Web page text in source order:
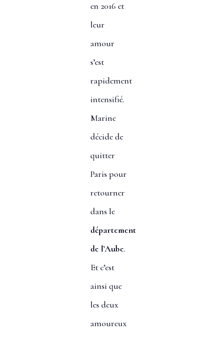
en 2016 et
leur
amour
s’est
rapidement
intensifié.
Marine
décide de
quitter
Paris pour
retourner
dans le
département
de l’Aube.
Et c’est
ainsi que
les deux
amoureux